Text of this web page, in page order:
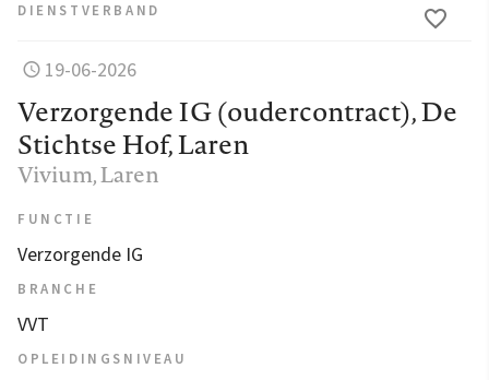
DIENSTVERBAND
19-06-2026
Verzorgende IG (oudercontract), De
Stichtse Hof, Laren
Vivium, Laren
FUNCTIE
Verzorgende IG
BRANCHE
VVT
OPLEIDINGSNIVEAU